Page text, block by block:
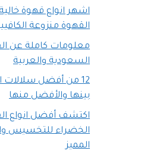
اشهر انواع قهوة خالية
القهوة منزوعة
معلومات كاملة عن
السعودية والعربية
12 من أفضل سلالات
بينها والأفضل منها
اكتشف أفضل انواع
الخضراء للتخسيس
المميز